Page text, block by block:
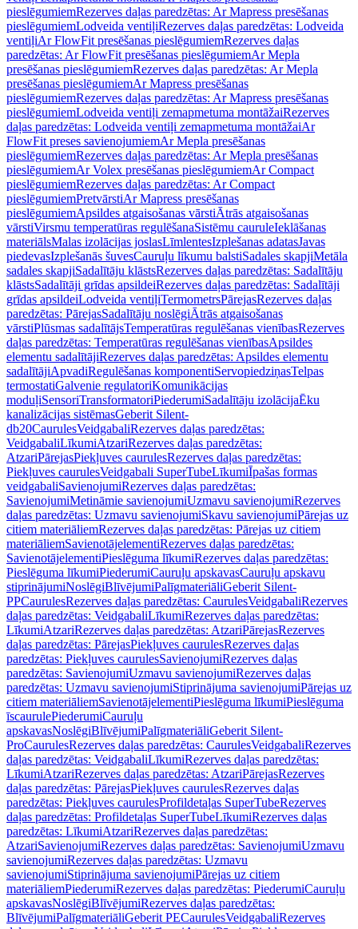
pieslēgumiemRezerves daļas paredzētas: Ar Mapress presēšanas
pieslēgumiemLodveida ventiļiRezerves daļas paredzētas: Lodveida
ventiļiAr FlowFit presēšanas pieslēgumiemRezerves daļas
paredzētas: Ar FlowFit presēšanas pieslēgumiemAr Mepla
presēšanas pieslēgumiemRezerves daļas paredzētas: Ar Mepla
presēšanas pieslēgumiemAr Mapress presēšanas
pieslēgumiemRezerves daļas paredzētas: Ar Mapress presēšanas
pieslēgumiemLodveida ventiļi zemapmetuma montāžaiRezerves
daļas paredzētas: Lodveida ventiļi zemapmetuma montāžaiAr
FlowFit preses savienojumiemAr Mepla presēšanas
pieslēgumiemRezerves daļas paredzētas: Ar Mepla presēšanas
pieslēgumiemAr Volex presēšanas pieslēgumiemAr Compact
pieslēgumiemRezerves daļas paredzētas: Ar Compact
pieslēgumiemPretvārstiAr Mapress presēšanas
pieslēgumiemApsildes atgaisošanas vārstiĀtrās atgaisošanas
vārstiVirsmu temperatūras regulēšanaSistēmu cauruleIeklāšanas
materiālsMalas izolācijas joslasLīmlentesIzplešanas adatasJavas
piedevasIzplešanās šuvesCauruļu līkumu balstiSadales skapjiMetāla
sadales skapjiSadalītāju klāstsRezerves daļas paredzētas: Sadalītāju
klāstsSadalītāji grīdas apsildeiRezerves daļas paredzētas: Sadalītāji
grīdas apsildeiLodveida ventiļiTermometrsPārejasRezerves daļas
paredzētas: PārejasSadalītāju noslēgiĀtrās atgaisošanas
vārstiPlūsmas sadalītājsTemperatūras regulēšanas vienībasRezerves
daļas paredzētas: Temperatūras regulēšanas vienībasApsildes
elementu sadalītājiRezerves daļas paredzētas: Apsildes elementu
sadalītājiApvadiRegulēšanas komponentiServopiedziņasTelpas
termostatiGalvenie regulatoriKomunikācijas
moduļiSensoriTransformatoriPiederumiSadalītāju izolācijaĒku
kanalizācijas sistēmasGeberit Silent-
db20CaurulesVeidgabaliRezerves daļas paredzētas:
VeidgabaliLīkumiAtzariRezerves daļas paredzētas:
AtzariPārejasPiekļuves caurulesRezerves daļas paredzētas:
Piekļuves caurulesVeidgabali SuperTubeLīkumiĪpašas formas
veidgabaliSavienojumiRezerves daļas paredzētas:
SavienojumiMetināmie savienojumiUzmavu savienojumiRezerves
daļas paredzētas: Uzmavu savienojumiSkavu savienojumiPārejas uz
citiem materiāliemRezerves daļas paredzētas: Pārejas uz citiem
materiāliemSavienotājelementiRezerves daļas paredzētas:
SavienotājelementiPieslēguma līkumiRezerves daļas paredzētas:
Pieslēguma līkumiPiederumiCauruļu apskavasCauruļu apskavu
stiprinājumiNoslēgiBlīvējumiPalīgmateriāliGeberit Silent-
PPCaurulesRezerves daļas paredzētas: CaurulesVeidgabaliRezerves
daļas paredzētas: VeidgabaliLīkumiRezerves daļas paredzētas:
LīkumiAtzariRezerves daļas paredzētas: AtzariPārejasRezerves
daļas paredzētas: PārejasPiekļuves caurulesRezerves daļas
paredzētas: Piekļuves caurulesSavienojumiRezerves daļas
paredzētas: SavienojumiUzmavu savienojumiRezerves daļas
paredzētas: Uzmavu savienojumiStiprinājuma savienojumiPārejas uz
citiem materiāliemSavienotājelementiPieslēguma līkumiPieslēguma
īscaurulePiederumiCauruļu
apskavasNoslēgiBlīvējumiPalīgmateriāliGeberit Silent-
ProCaurulesRezerves daļas paredzētas: CaurulesVeidgabaliRezerves
daļas paredzētas: VeidgabaliLīkumiRezerves daļas paredzētas:
LīkumiAtzariRezerves daļas paredzētas: AtzariPārejasRezerves
daļas paredzētas: PārejasPiekļuves caurulesRezerves daļas
paredzētas: Piekļuves caurulesProfildetaļas SuperTubeRezerves
daļas paredzētas: Profildetaļas SuperTubeLīkumiRezerves daļas
paredzētas: LīkumiAtzariRezerves daļas paredzētas:
AtzariSavienojumiRezerves daļas paredzētas: SavienojumiUzmavu
savienojumiRezerves daļas paredzētas: Uzmavu
savienojumiStiprinājuma savienojumiPārejas uz citiem
materiāliemPiederumiRezerves daļas paredzētas: PiederumiCauruļu
apskavasNoslēgiBlīvējumiRezerves daļas paredzētas:
BlīvējumiPalīgmateriāliGeberit PECaurulesVeidgabaliRezerves